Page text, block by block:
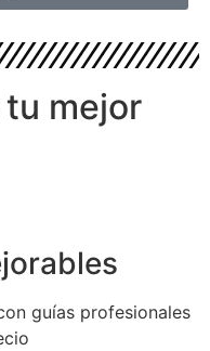
tu mejor
guías profesionales